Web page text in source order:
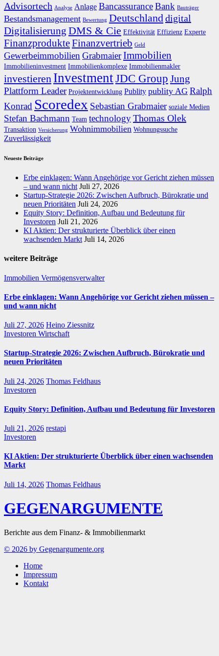
Advisortech Analyse Anlage BancassuranceBank Bauträger
Bestandsmanagement Bewertung Deutschlanddigital
Digitalisierung DMS & Cie Effektivität Effizienz Experte
FinanzprodukteFinanzvertrieb Geld
Gewerbeimmobilien GrabmaierImmobilien
Immobilieninvestment Immobilienkomplexe Immobilienmakler
investieren InvestmentJDC Group Jung
Plattform Leader Projektentwicklung Publity publity AG Ralph
Konrad Scoredex Sebastian Grabmaier soziale Medien
Stefan Bachmann Team technologyThomas Olek
Transaktion Versicherung Wohnimmobilien Wohnungssuche
Zuverlässigkeit
Neueste Beiträge
Erbe einklagen: Wann Angehörige vor Gericht ziehen müssen
– und wann nicht Juli 27, 2026
Startup-Strategie 2026: Zwischen Aufbruch, Bürokratie und
neuen Prioritäten Juli 24, 2026
Equity Story: Definition, Aufbau und Bedeutung für
Investoren Juli 21, 2026
KI Aktien: Der strukturierte Überblick über einen
wachsenden Markt Juli 14, 2026
weitere Beiträge
Immobilien Vermögensverwalter
Erbe einklagen: Wann Angehörige vor Gericht ziehen müssen –
und wann nicht
Juli 27, 2026 Heino Ziessnitz
Investoren Wirtschaft
Startup-Strategie 2026: Zwischen Aufbruch, Bürokratie und
neuen Prioritäten
Juli 24, 2026 Thomas Feldhaus
Investoren
Equity Story: Definition, Aufbau und Bedeutung für Investoren
Juli 21, 2026 restapi
Investoren
KI Aktien: Der strukturierte Überblick über einen wachsenden
Markt
Juli 14, 2026 Thomas Feldhaus
GEGENARGUMENTE
Berichte aus dem Finanz- & Immobilienmarkt
© 2026 by Gegenargumente.org
Home
Impressum
Kontakt